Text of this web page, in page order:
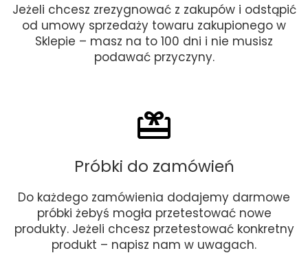
Jeżeli chcesz zrezygnować z zakupów i odstąpić
od umowy sprzedaży towaru zakupionego w
Sklepie – masz na to 100 dni i nie musisz
podawać przyczyny.
Próbki do zamówień
Do każdego zamówienia dodajemy darmowe
próbki żebyś mogła przetestować nowe
produkty. Jeżeli chcesz przetestować konkretny
produkt – napisz nam w uwagach.